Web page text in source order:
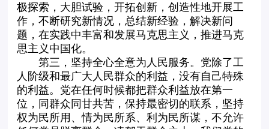
极探索，大胆试验，开拓创新，创造性地开展工
作，不断研究新情况，总结新经验，解决新问
题，在实践中丰富和发展马克思主义，推进马克
思主义中国化。
第三，坚持全心全意为人民服务。党除了工
人阶级和最广大人民群众的利益，没有自己特殊
的利益。党在任何时候都把群众利益放在第一
位，同群众同甘共苦，保持最密切的联系，坚持
权为民所用、情为民所系、利为民所谋，不允许